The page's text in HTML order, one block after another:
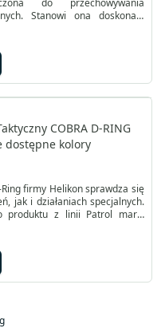
do przechowywania
Stanowi ona doskonałe
Guardian Plate Carrier.
dodatkową przestrzeń do
niezbędnych akcesoriów,
dodatkowego ładunku,
COBRA D-RING
dostępne kolory
firmy Helikon sprawdza się
jak i działaniach specjalnych.
produktu z linii Patrol marki
sytuacjach, pasując do
Taśma o szerokości 38
jest z odpornego nylonu.